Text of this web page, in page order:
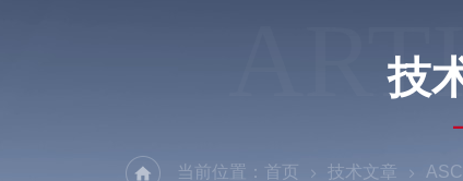
技
当前位置： 首页 技术文章